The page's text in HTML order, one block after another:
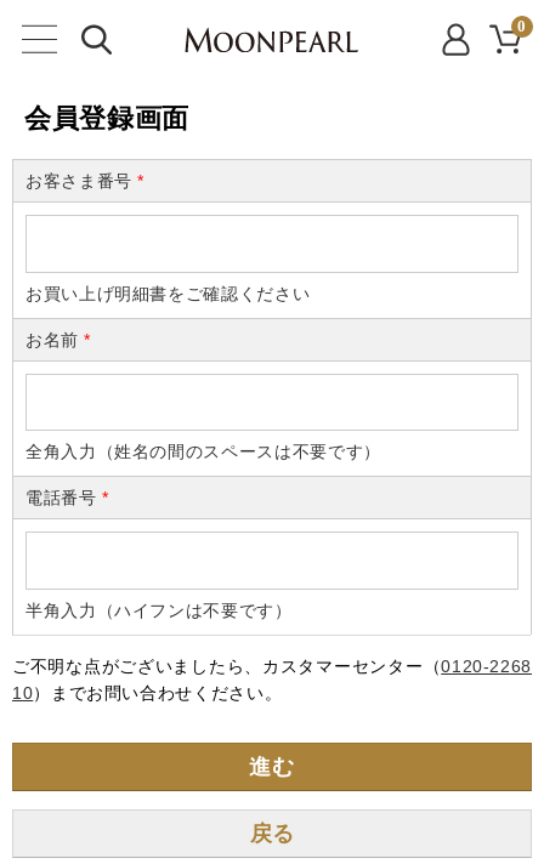
0
会員登録画面
お客さま番号 *
お買い上げ明細書をご確認ください
お名前 *
全角入力（姓名の間のスペースは不要です）
電話番号 *
半角入力（ハイフンは不要です）
ご不明な点がございましたら、カスタマーセンター（0120-2268
10）までお問い合わせください。
進む